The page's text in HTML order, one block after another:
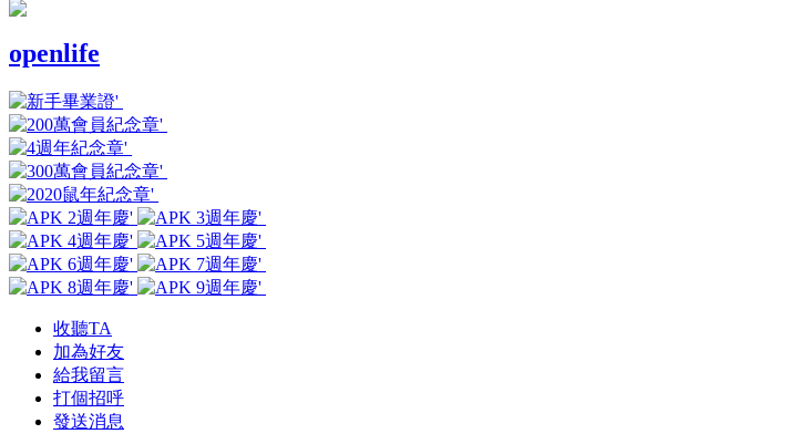
openlife
收聽TA
加為好友
給我留言
打個招呼
發送消息